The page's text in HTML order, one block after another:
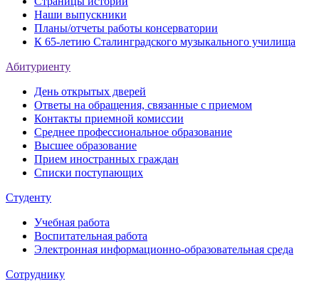
Наши выпускники
Планы/отчеты работы консерватории
К 65-летию Сталинградского музыкального училища
Абитуриенту
День открытых дверей
Ответы на обращения, связанные с приемом
Контакты приемной комиссии
Среднее профессиональное образование
Высшее образование
Прием иностранных граждан
Списки поступающих
Студенту
Учебная работа
Воспитательная работа
Электронная информационно-образовательная среда
Сотруднику